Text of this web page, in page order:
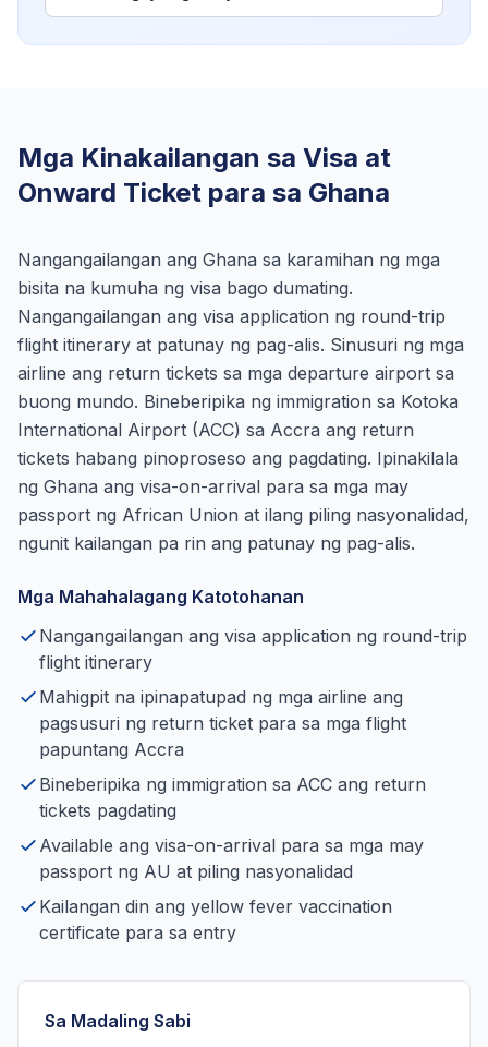
Mga Kinakailangan sa Visa at
Onward Ticket para sa Ghana
Nangangailangan ang Ghana sa karamihan ng mga
bisita na kumuha ng visa bago dumating.
Nangangailangan ang visa application ng round-trip
flight itinerary at patunay ng pag-alis. Sinusuri ng mga
airline ang return tickets sa mga departure airport sa
buong mundo. Bineberipika ng immigration sa Kotoka
International Airport (ACC) sa Accra ang return
tickets habang pinoproseso ang pagdating. Ipinakilala
ng Ghana ang visa-on-arrival para sa mga may
passport ng African Union at ilang piling nasyonalidad,
ngunit kailangan pa rin ang patunay ng pag-alis.
Mga Mahahalagang Katotohanan
Nangangailangan ang visa application ng round-trip
flight itinerary
Mahigpit na ipinapatupad ng mga airline ang
pagsusuri ng return ticket para sa mga flight
papuntang Accra
Bineberipika ng immigration sa ACC ang return
tickets pagdating
Available ang visa-on-arrival para sa mga may
passport ng AU at piling nasyonalidad
Kailangan din ang yellow fever vaccination
certificate para sa entry
Sa Madaling Sabi